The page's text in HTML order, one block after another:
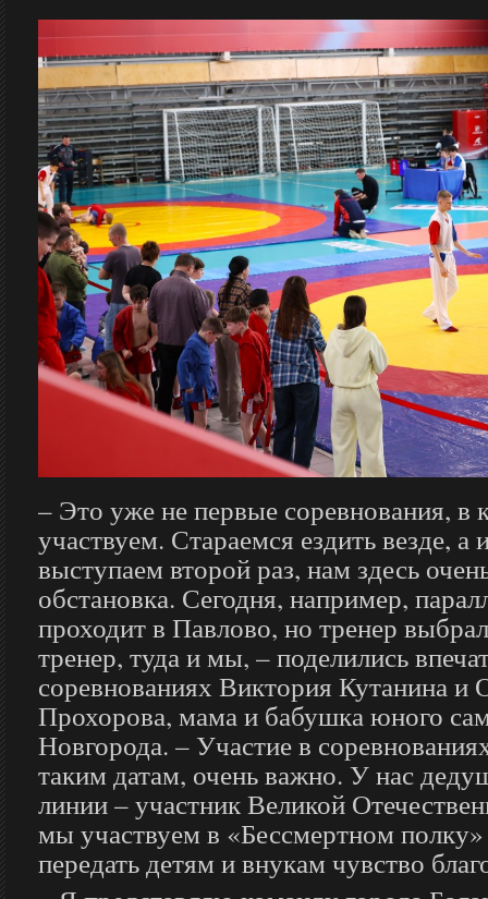
– Это уже не первые соревнования,
участвуем. Стараемся ездить везде, а
выступаем второй раз, нам здесь
обстановка. Сегодня, например,
проходит в Павлово, но тренер
тренер, туда и мы, – поделились
соревнованиях Виктория Кутанина и
Прохорова, мама и бабушка юного
Новгорода. – Участие в
таким датам, очень важно. У нас
линии – участник Великой
мы участвуем в «Бессмертном полку»
передать детям и внукам чувство